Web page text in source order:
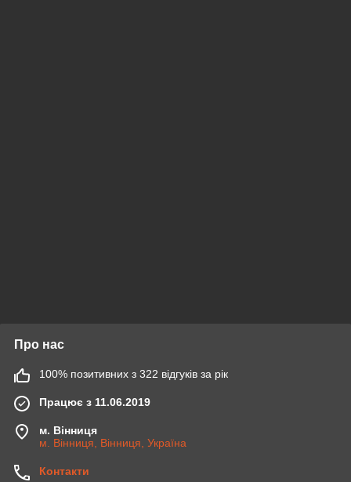
Про нас
100% позитивних з 322 відгуків за рік
Працює з 11.06.2019
м. Вінниця
м. Вінниця, Вінниця, Україна
Контакти